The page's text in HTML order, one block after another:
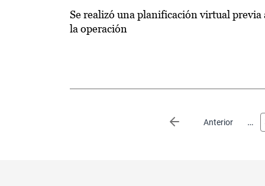
Se realizó una planificación virtual previa
la operación
Anterior
Página anterior …